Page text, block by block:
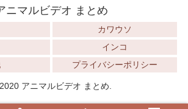
ニマルビデオ まとめ
カワウソ
インコ
プライバシーポリシー
アニマルビデオ まとめ.